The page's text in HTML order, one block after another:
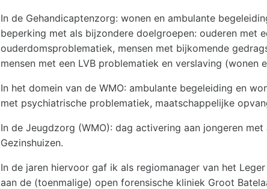
In de Gehandicaptenzorg: wonen en ambulante
beperking met als bijzondere doelgroepen: ouderen met
ouderdomsproblematiek, mensen met bijkomende
mensen met een LVB problematiek en verslaving (wonen
In het domein van de WMO: ambulante begeleiding en
met psychiatrische problematiek, maatschappelijke
In de Jeugdzorg (WMO): dag activering aan jongeren
Gezinshuizen.
In de jaren hiervoor gaf ik als regiomanager van het
aan de (toenmalige) open forensische kliniek Groot